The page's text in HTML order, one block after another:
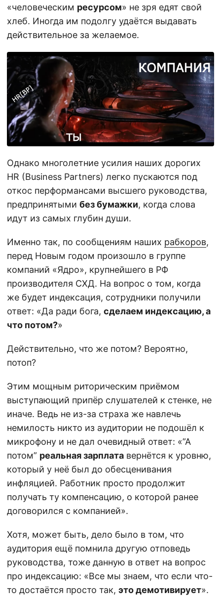
«человеческим ресурсом» не зря едят свой
хлеб. Иногда им подолгу удаётся выдавать
действительное за желаемое.
Однако многолетние усилия наших дорогих
HR (Business Partners) легко пускаются под
откос перформансами высшего руководства,
предпринятыми без бумажки, когда слова
идут из самых глубин души.
Именно так, по сообщениям наших рабкоров,
перед Новым годом произошло в группе
компаний «Ядро», крупнейшего в РФ
производителя СХД. На вопрос о том, когда
же будет индексация, сотрудники получили
ответ: «Да ради бога, сделаем индексацию, а
что потом?»
Действительно, что же потом? Вероятно,
потоп?
Этим мощным риторическим приёмом
выступающий припёр слушателей к стенке, не
иначе. Ведь не из-за страха же навлечь
немилость никто из аудитории не подошёл к
микрофону и не дал очевидный ответ: «”А
потом” реальная зарплата вернётся к уровню,
который у неё был до обесценивания
инфляцией. Работник просто продолжит
получать ту компенсацию, о которой ранее
договорился с компанией».
Хотя, может быть, дело было в том, что
аудитория ещё помнила другую отповедь
руководства, тоже данную в ответ на вопрос
про индексацию: «Все мы знаем, что если что-
то достаётся просто так, это демотивирует».